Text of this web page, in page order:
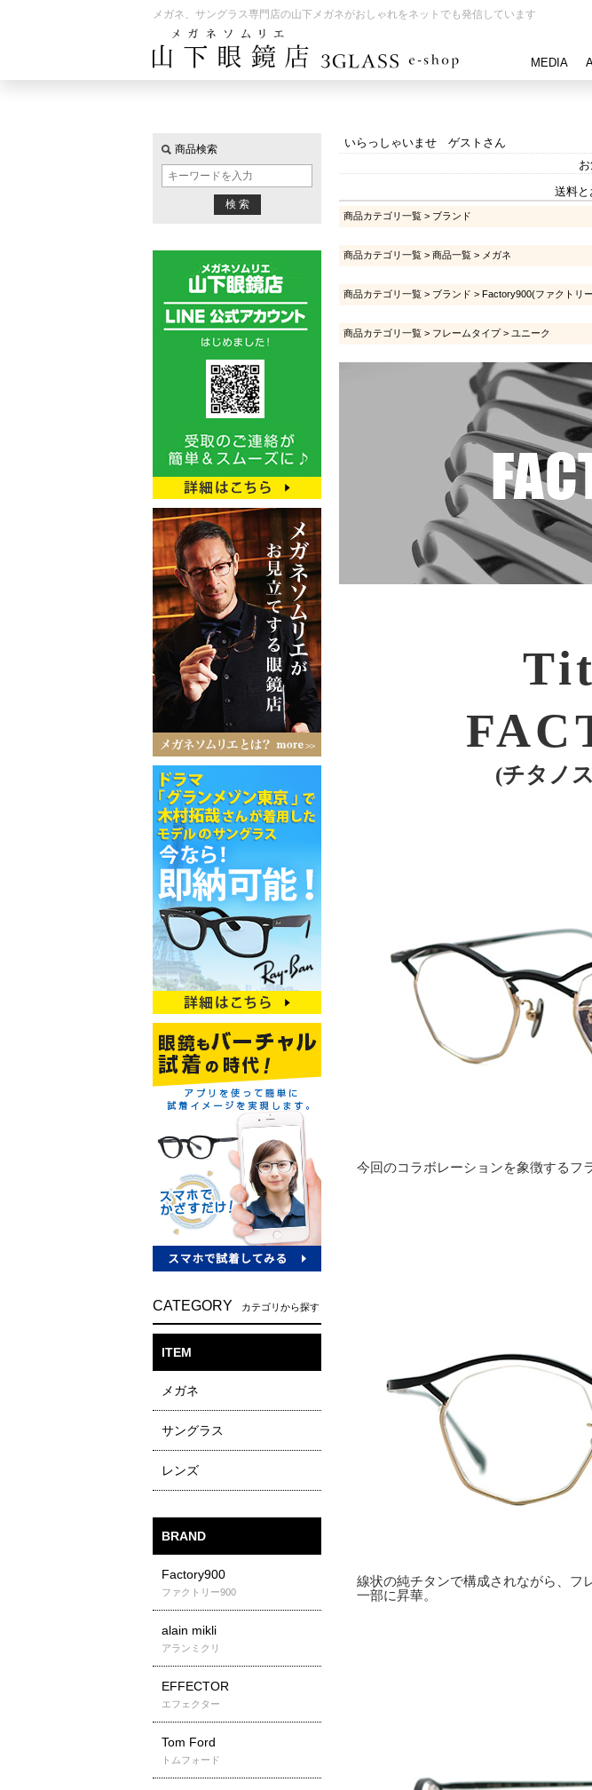
メガネ、サングラス専門店の山下メガネがおしゃれをネットでも発信しています
MEDIA
商品検索
CATEGORY カテゴリから探す
ITEM
メガネ
サングラス
レンズ
BRAND
Factory900
ファクトリー900
alain mikli
アランミクリ
EFFECTOR
エフェクター
Tom Ford
トムフォード
いらっしゃいませ ゲストさん
送料と
商品カテゴリ一覧 > ブランド
商品カテゴリ一覧 > 商品一覧 > メガネ
商品カテゴリ一覧 > ブランド > Factory900(ファクトリ
商品カテゴリ一覧 > フレームタイプ> ユニーク